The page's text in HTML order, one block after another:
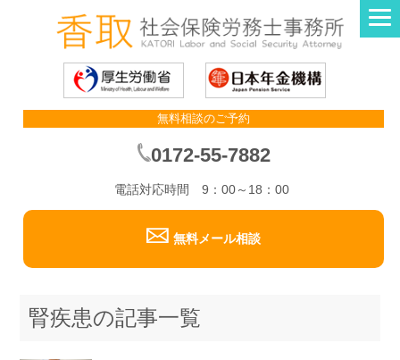
無料相談のご予約
0172-55-7882
電話対応時間 9：00～18：00
無料メール相談
腎疾患の記事一覧